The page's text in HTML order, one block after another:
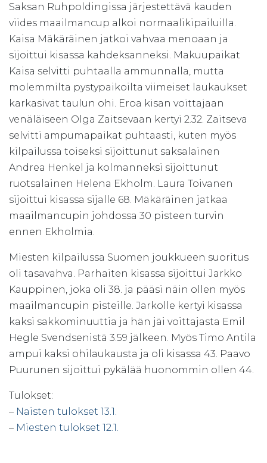
Saksan Ruhpoldingissa järjestettävä kauden
viides maailmancup alkoi normaalikipailuilla.
Kaisa Mäkäräinen jatkoi vahvaa menoaan ja
sijoittui kisassa kahdeksanneksi. Makuupaikat
Kaisa selvitti puhtaalla ammunnalla, mutta
molemmilta pystypaikoilta viimeiset laukaukset
karkasivat taulun ohi. Eroa kisan voittajaan
venäläiseen Olga Zaitsevaan kertyi 2.32. Zaitseva
selvitti ampumapaikat puhtaasti, kuten myös
kilpailussa toiseksi sijoittunut saksalainen
Andrea Henkel ja kolmanneksi sijoittunut
ruotsalainen Helena Ekholm. Laura Toivanen
sijoittui kisassa sijalle 68. Mäkäräinen jatkaa
maailmancupin johdossa 30 pisteen turvin
ennen Ekholmia.
Miesten kilpailussa Suomen joukkueen suoritus
oli tasavahva. Parhaiten kisassa sijoittui Jarkko
Kauppinen, joka oli 38. ja pääsi näin ollen myös
maailmancupin pisteille. Jarkolle kertyi kisassa
kaksi sakkominuuttia ja hän jäi voittajasta Emil
Hegle Svendsenistä 3.59 jälkeen. Myös Timo Antila
ampui kaksi ohilaukausta ja oli kisassa 43. Paavo
Puurunen sijoittui pykälää huonommin ollen 44.
Tulokset:
– Naisten tulokset 13.1.
– Miesten tulokset 12.1.